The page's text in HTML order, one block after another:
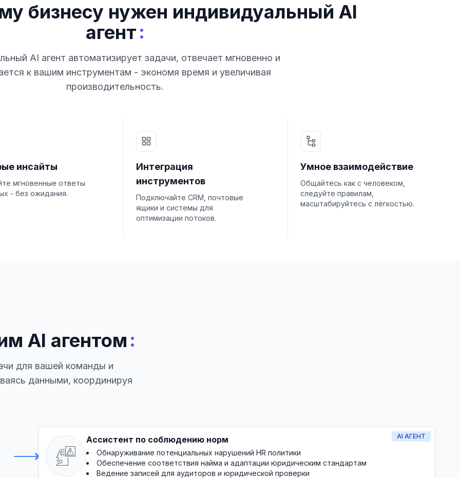
бизнесу нужен индивидуальный AI
агент:
AI агент автоматизирует задачи, отвечает мгновенно и
к вашим инструментам - экономя время и увеличивая
производительность.
инсайты
мгновенные ответы
- без ожидания.
Интеграция
инструментов
Подключайте CRM, почтовые
ящики и системы для
оптимизации потоков.
Умное взаимодействие
Общайтесь как с человеком,
следуйте правилам,
масштабируйтесь с лёгкостью.
AI агентом :
для вашей команды и
данными, координируя
AI АГЕНТ
Ассистент по соблюдению норм
Обнаруживание потенциальных нарушений HR политики
Обеспечение соответствия найма и адаптации юридическим стандартам
Ведение записей для аудиторов и юридической проверки